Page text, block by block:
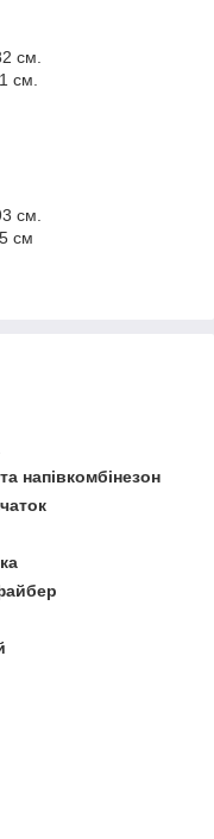
см.
см.
см.
см
напівкомбінезон